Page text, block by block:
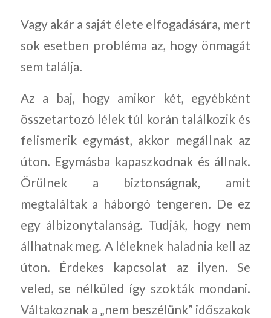
Vagy akár a saját élete elfogadására, mert
sok esetben probléma az, hogy önmagát
sem találja.
Az a baj, hogy amikor két, egyébként
összetartozó lélek túl korán találkozik és
felismerik egymást, akkor megállnak az
úton. Egymásba kapaszkodnak és állnak.
Örülnek a biztonságnak, amit
megtaláltak a háborgó tengeren. De ez
egy álbizonytalanság. Tudják, hogy nem
állhatnak meg. A léleknek haladnia kell az
úton. Érdekes kapcsolat az ilyen. Se
veled, se nélküled így szokták mondani.
Váltakoznak a „nem beszélünk” időszakok